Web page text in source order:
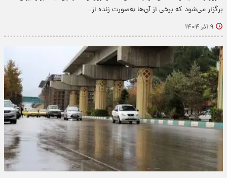
برگزار می‌شود که برخی از آن‌ها به‌صورت زنده از…
۹ آذر ۱۴۰۴